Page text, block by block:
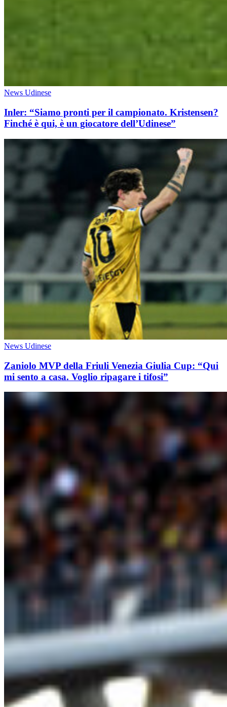
News Udinese
Inler: “Siamo pronti per il campionato. Kristensen?
Finché è qui, è un giocatore dell’Udinese”
News Udinese
Zaniolo MVP della Friuli Venezia Giulia Cup: “Qui
mi sento a casa. Voglio ripagare i tifosi”